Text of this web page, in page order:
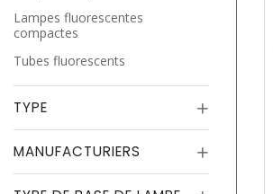
Lampes fluorescentes
compactes
Tubes fluorescents
TYPE
MANUFACTURIERS